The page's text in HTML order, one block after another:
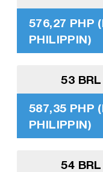
576,27 PHP
PHILIPPIN)
53
587,35 PHP
PHILIPPIN)
54